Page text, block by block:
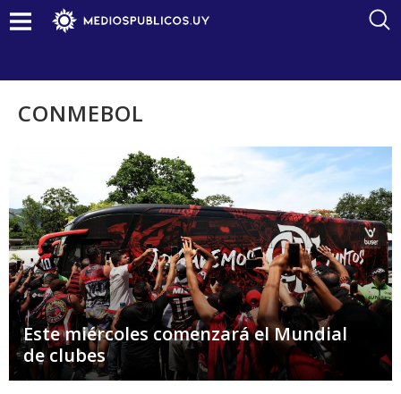
CONMEBOL
Este miércoles comenzará el Mundial
de clubes